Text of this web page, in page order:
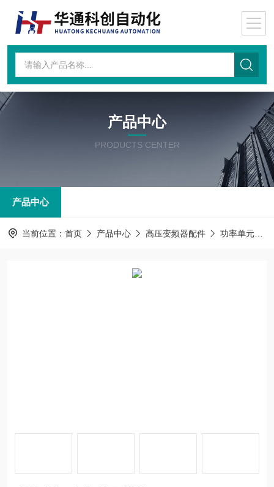
产品中心
PRODUCTS CENTER
产品中心
当前位置： 首页 产品中心 高压变频器配件 功率单元